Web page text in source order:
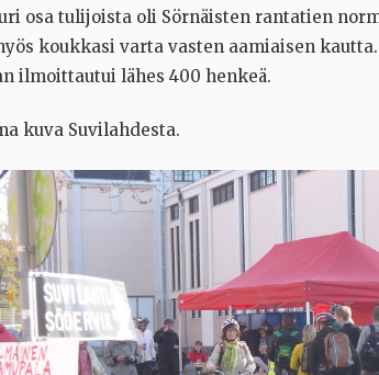
osa tulijoista oli Sörnäisten rantatien
koukkasi varta vasten aamiaisen kautta.
ilmoittautui lähes 400 henkeä.
kuva Suvilahdesta.